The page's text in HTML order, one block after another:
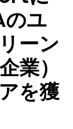
ユ
ーン
業）
を獲